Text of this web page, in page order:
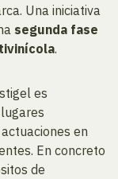
Una iniciativa
segunda fase
.
es
en
En concreto
de